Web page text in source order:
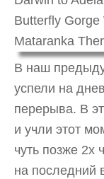
В наш
успели на
перерыва. В
и учли этот
чуть позже 2х
на последний